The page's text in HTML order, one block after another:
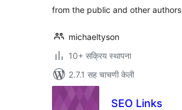
from the public and other authors
michaeltyson
10+ सक्रिय स्थापना
2.7.1 सह चाचणी केली
SEO Links